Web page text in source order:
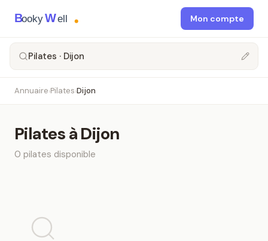
BookyWell Mon compte
Pilates · Dijon
Annuaire›Pilates›Dijon
PilatesàDijon
0 pilates disponible